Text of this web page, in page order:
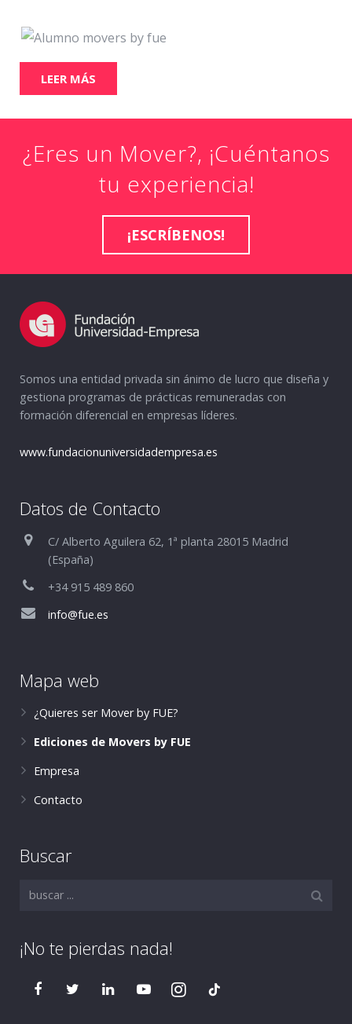
LEER MÁS
¿Eres un Mover?, ¡Cuéntanos
tu experiencia!
¡ESCRÍBENOS!
Somos una entidad privada sin ánimo de lucro que diseña y
gestiona programas de prácticas remuneradas con
formación diferencial en empresas líderes.
www.fundacionuniversidadempresa.es
Datos de Contacto
C/ Alberto Aguilera 62, 1ª planta 28015 Madrid
(España)
+34 915 489 860
info@fue.es
Mapa web
¿Quieres ser Mover by FUE?
Ediciones de Movers by FUE
Empresa
Contacto
Buscar
¡No te pierdas nada!
tiktok